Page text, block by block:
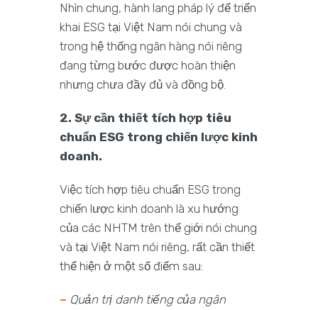
Nhìn chung, hành lang pháp lý để triển
khai ESG tại Việt Nam nói chung và
trong hệ thống ngân hàng nói riêng
đang từng bước được hoàn thiện
nhưng chưa đầy đủ và đồng bộ.
2. Sự cần thiết tích hợp tiêu
chuẩn ESG trong chiến lược kinh
doanh.
Việc tích hợp tiêu chuẩn ESG trong
chiến lược kinh doanh là xu hướng
của các NHTM trên thế giới nói chung
và tại Việt Nam nói riêng, rất cần thiết
thể hiện ở một số điểm sau:
– Quản trị danh tiếng của ngân